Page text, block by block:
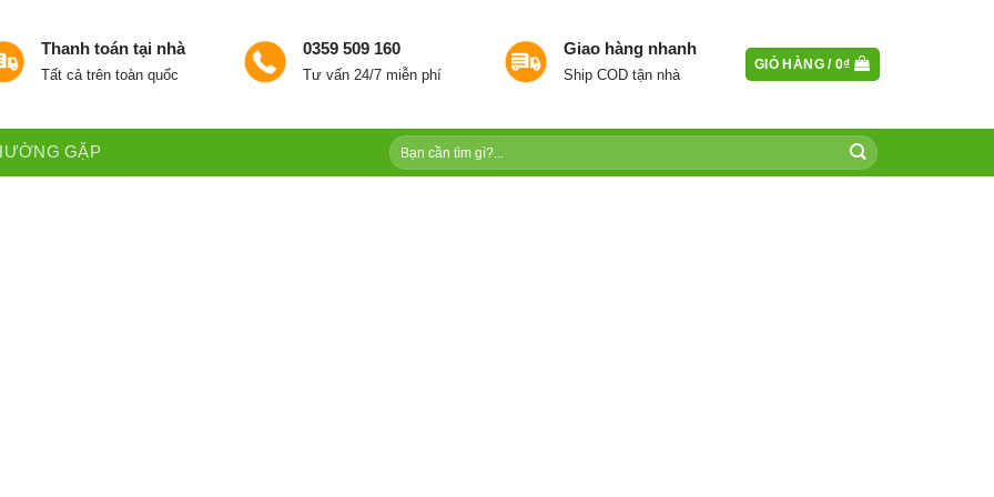
Thanh toán tại nhà
Tất cả trên toàn quốc
0359 509 160
Tư vấn 24/7 miễn phí
Giao hàng nhanh
Ship COD tận nhà
GIỎ HÀNG / 0₫
GẶP
Tìm
kiếm: